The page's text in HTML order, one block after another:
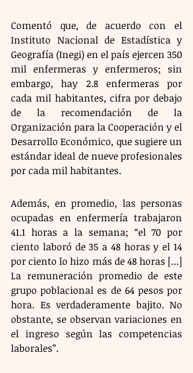
Comentó que, de acuerdo con el
Instituto Nacional de Estadística y
Geografía (Inegi) en el país ejercen 350
mil enfermeras y enfermeros; sin
embargo, hay 2.8 enfermeras por
cada mil habitantes, cifra por debajo
de la recomendación de la
Organización para la Cooperación y el
Desarrollo Económico, que sugiere un
estándar ideal de nueve profesionales
por cada mil habitantes.
Además, en promedio, las personas
ocupadas en enfermería trabajaron
41.1 horas a la semana; “el 70 por
ciento laboró de 35 a 48 horas y el 14
por ciento lo hizo más de 48 horas […]
La remuneración promedio de este
grupo poblacional es de 64 pesos por
hora. Es verdaderamente bajito. No
obstante, se observan variaciones en
el ingreso según las competencias
laborales”.